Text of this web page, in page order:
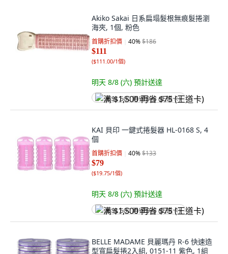
Akiko Sakai 日系扁塌髮根無痕髮捲瀏
海夾, 1個, 粉色
首購折扣價 40%$186
$111
($111.00/1個)
明天 8/8 (六) 預計送達
满 $1,500 再省 $75 (王道卡)
KAI 貝印 一鍵式捲髮器 HL-0168 S, 4
個
首購折扣價 40%$133
$79
($19.75/1個)
明天 8/8 (六) 預計送達
满 $1,500 再省 $75 (王道卡)
BELLE MADAME 貝麗瑪丹 R-6 快速造
型寬扁髮捲2入組, 0151-11 紫色, 1組